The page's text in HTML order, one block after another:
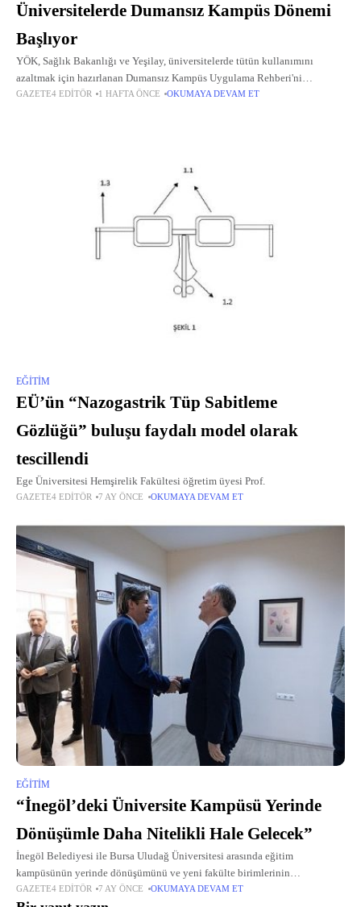
Üniversitelerde Dumansız Kampüs Dönemi
Başlıyor
YÖK, Sağlık Bakanlığı ve Yeşilay, üniversitelerde tütün kullanımını
azaltmak için hazırlanan Dumansız Kampüs Uygulama Rehberi'ni
yayımladı.
GAZETE4 EDITÖR 1 HAFTA ÖNCE OKUMAYA DEVAM ET
EĞITIM
EÜ’ün “Nazogastrik Tüp Sabitleme
Gözlüğü” buluşu faydalı model olarak
tescillendi
Ege Üniversitesi Hemşirelik Fakültesi öğretim üyesi Prof.
GAZETE4 EDITÖR 7 AY ÖNCE OKUMAYA DEVAM ET
EĞITIM
“İnegöl’deki Üniversite Kampüsü Yerinde
Dönüşümle Daha Nitelikli Hale Gelecek”
İnegöl Belediyesi ile Bursa Uludağ Üniversitesi arasında eğitim
kampüsünün yerinde dönüşümünü ve yeni fakülte birimlerinin
eklenmesini hedefleyen iş birliği protokolü imzalandı.
GAZETE4 EDITÖR 7 AY ÖNCE OKUMAYA DEVAM ET